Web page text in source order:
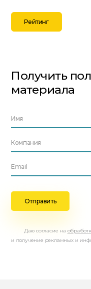
Рейтинг
Получить
материала
Даю согласие на
и получение рекламных и